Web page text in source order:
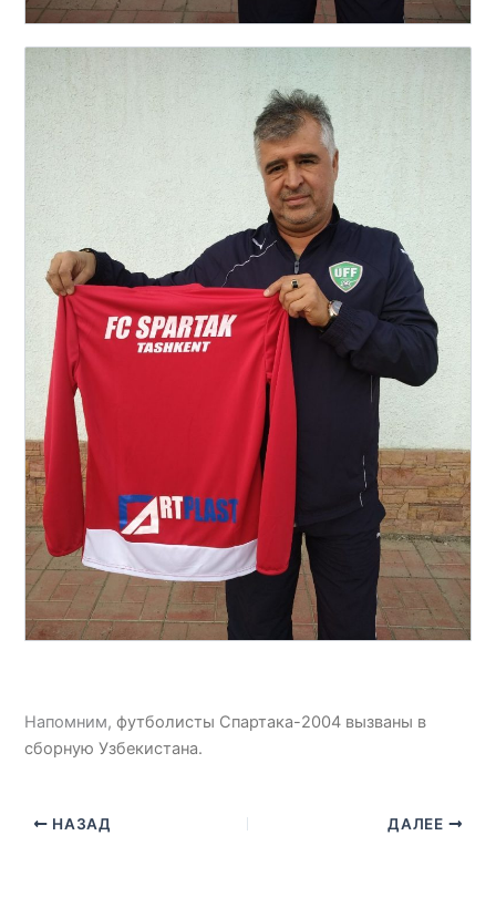
Напомним,футболисты Спартака-2004 вызваны в
сборную Узбекистана.
НАЗАД ДАЛЕЕ